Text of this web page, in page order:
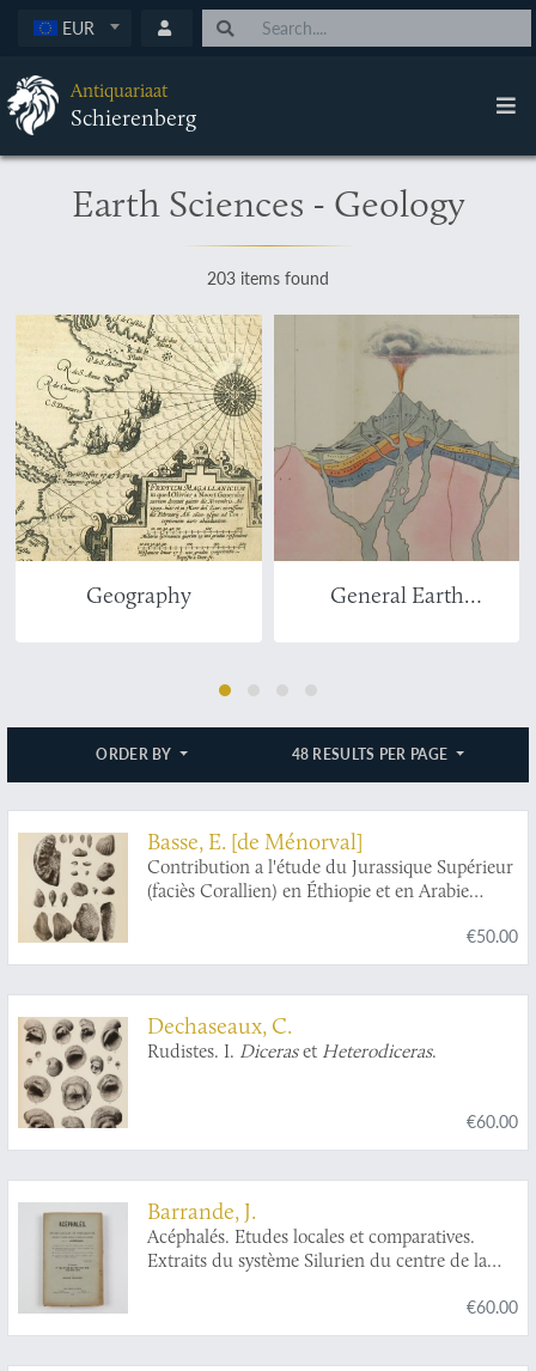
EUR
Antiquariaat
Schierenberg
Earth Sciences - Geology
203 items found
Geography
General Earth
ORDER BY 48 RESULTS PER PAGE
Basse, E. [de Ménorval]
Contribution a l'étude du Jurassique Supérieur
(faciès Corallien) en Éthiopie et en Arabie
€50.00
Dechaseaux, C.
Rudistes. I. Diceraset Heterodiceras.
€60.00
Barrande, J.
Acéphalés. Etudes locales et comparatives.
Extraits du système Silurien du centre de la
€60.00